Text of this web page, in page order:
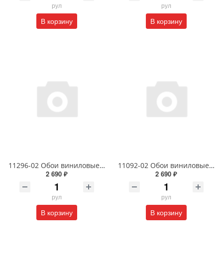
рул
В корзину
рул
В корзину
11296-02 Обои виниловые на флизелиновой основе Наоми- уни1.06 X 10м
2 690 ₽
рул
В корзину
11092-02 Обои виниловые на флизелиновой основе 1.06 X 10 м
2 690 ₽
рул
В корзину